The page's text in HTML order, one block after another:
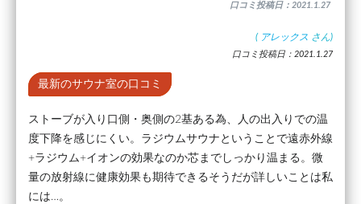
口コミ投稿日：2021.1.27
( アレックス さん)
口コミ投稿日：2021.1.27
最新のサウナ室の口コミ
ストーブが入り口側・奥側の2基ある為、人の出入りでの温
度下降を感じにくい。ラジウムサウナということで遠赤外線
+ラジウム+イオンの効果なのか芯までしっかり温まる。微
量の放射線に健康効果も期待できるそうだが詳しいことは私
には…。